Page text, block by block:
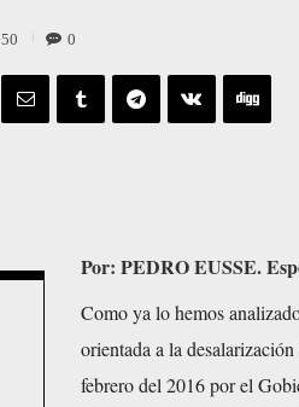
0
Por: PEDRO EUSSE.
Como ya lo hemos
orientada a la
febrero del 2016 por el